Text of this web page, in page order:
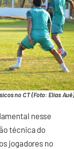
no CT (Foto: Elias
nesse
técnica do
jogadores no